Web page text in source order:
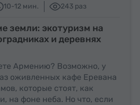
10-12 мин. 243 раз
земли: экотуризм на
и деревнях
Армению? Возможно, у
оживленных кафе Еревана
которые стоят, как
на фоне неба. Но что, если